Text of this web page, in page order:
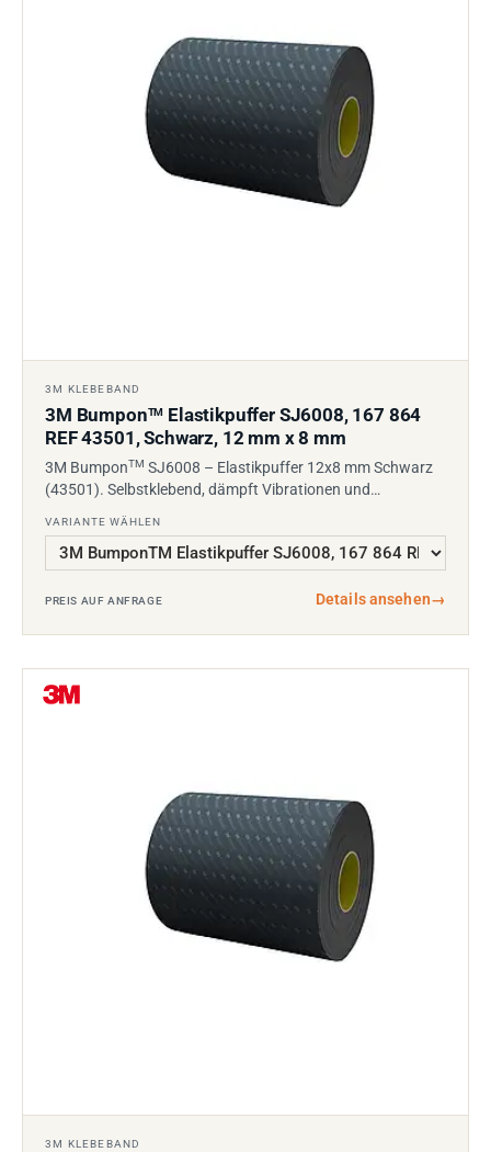
3M KLEBEBAND
3M BumponTM Elastikpuffer SJ6008, 167 864
REF 43501, Schwarz, 12 mm x 8 mm
3M BumponTM SJ6008 – Elastikpuffer 12x8 mm Schwarz
(43501). Selbstklebend, dämpft Vibrationen und…
VARIANTE WÄHLEN
PREIS AUF ANFRAGE Details ansehen→
3M KLEBEBAND